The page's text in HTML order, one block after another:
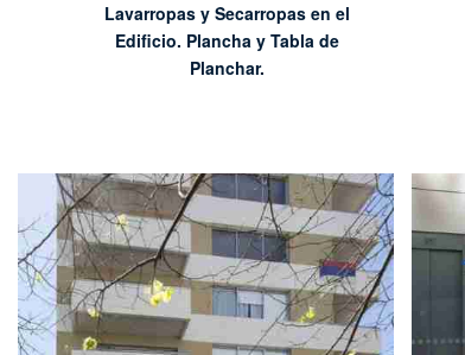
Lavarropas y Secarropas en el
Edificio. Plancha y Tabla de
Planchar.